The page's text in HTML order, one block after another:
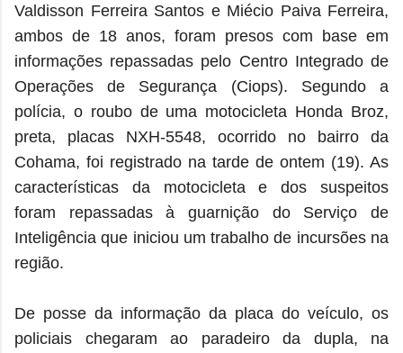
Valdisson Ferreira Santos e Miécio Paiva Ferreira,
ambos de 18 anos, foram presos com base em
informações repassadas pelo Centro Integrado de
Operações de Segurança (Ciops). Segundo a
polícia, o roubo de uma motocicleta Honda Broz,
preta, placas NXH-5548, ocorrido no bairro da
Cohama, foi registrado na tarde de ontem (19). As
características da motocicleta e dos suspeitos
foram repassadas à guarnição do Serviço de
Inteligência que iniciou um trabalho de incursões na
região.
De posse da informação da placa do veículo, os
policiais chegaram ao paradeiro da dupla, na